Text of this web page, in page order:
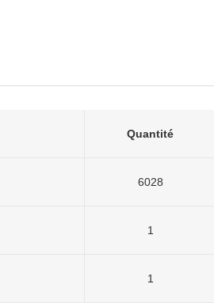
Quantité
6028
1
1